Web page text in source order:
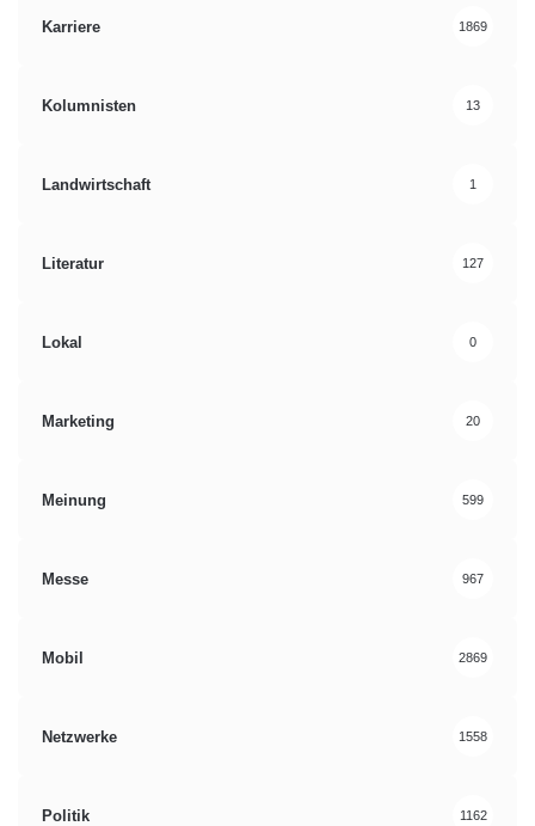
Karriere 1869
Kolumnisten 13
Landwirtschaft 1
Literatur 127
Lokal 0
Marketing 20
Meinung 599
Messe 967
Mobil 2869
Netzwerke 1558
Politik 1162